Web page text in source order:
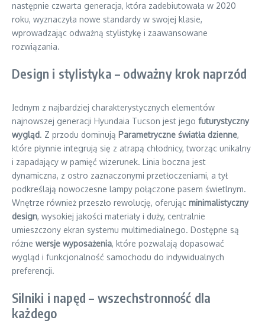
następnie czwarta generacja, która zadebiutowała w 2020
roku, wyznaczyła nowe standardy w swojej klasie,
wprowadzając odważną stylistykę i zaawansowane
rozwiązania.
Design i stylistyka – odważny krok naprzód
Jednym z najbardziej charakterystycznych elementów
najnowszej generacji Hyundaia Tucson jest jego futurystyczny
wygląd. Z przodu dominują Parametryczne światła dzienne,
które płynnie integrują się z atrapą chłodnicy, tworząc unikalny
i zapadający w pamięć wizerunek. Linia boczna jest
dynamiczna, z ostro zaznaczonymi przetłoczeniami, a tył
podkreślają nowoczesne lampy połączone pasem świetlnym.
Wnętrze również przeszło rewolucję, oferując minimalistyczny
design, wysokiej jakości materiały i duży, centralnie
umieszczony ekran systemu multimedialnego. Dostępne są
różne wersje wyposażenia, które pozwalają dopasować
wygląd i funkcjonalność samochodu do indywidualnych
preferencji.
Silniki i napęd – wszechstronność dla
każdego